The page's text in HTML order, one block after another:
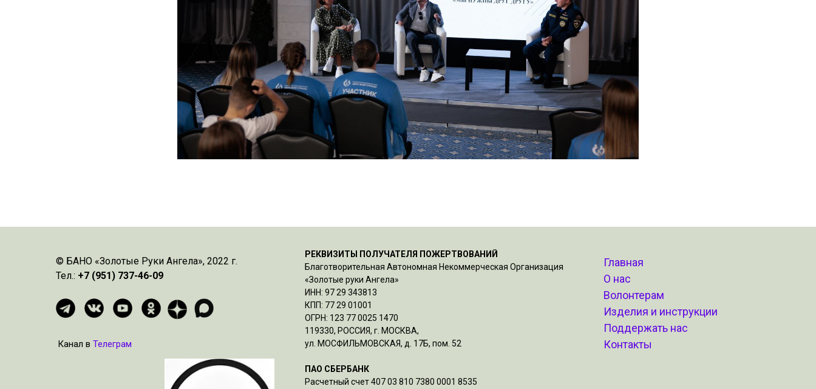
© БАНО «Золотые Руки Ангела», 2022 г.
Тел.: +7 (951) 737-46-09
РЕКВИЗИТЫ ПОЛУЧАТЕЛЯ ПОЖЕРТВОВАНИЙ
Благотворительная Автономная Некоммерческая Организация
«Золотые руки Ангела»
ИНН: 97 29 343813
КПП: 77 29 01001
ОГРН: 123 77 0025 1470
119330, РОССИЯ, г. МОСКВА,
ул. МОСФИЛЬМОВСКАЯ, д. 17Б, пом. 52
ПАО СБЕРБАНК
Расчетный счет 407 03 810 7380 0001 8535
Канал в Телеграм
Главная
О нас
Волонтерам
Изделия и инструкции
Поддержать нас
Контакты